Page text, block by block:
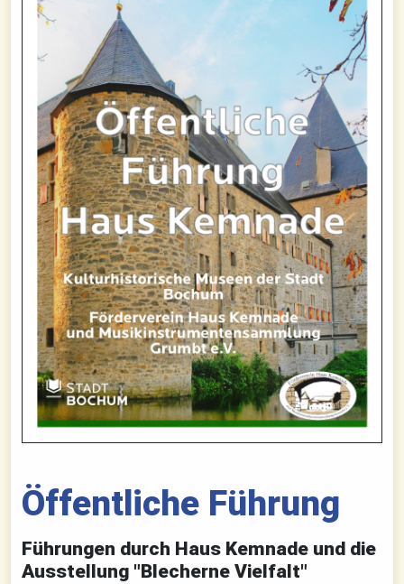
Öffentliche Führung
Führungen durch Haus Kemnade und die
Ausstellung "Blecherne Vielfalt"